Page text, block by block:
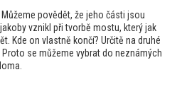
povědět, že jeho části jsou
vznikl při tvorbě mostu, který jak
Kde on vlastně končí? Určitě na druhé
se můžeme vybrat do neznámých